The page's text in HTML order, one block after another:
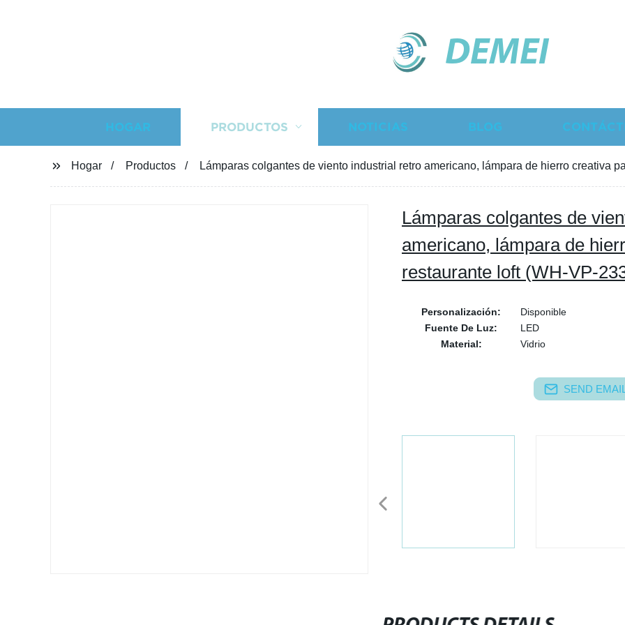
DEMEI
HOGAR PRODUCTOS NOTICIAS BLOG
Hogar Productos Lámparas colgantes de viento industrial retro americano, lámpara de hierro creativa
Lámparas colgantes de
americano, lámpara de
restaurante loft (WH-VP-
Personalización:
Disponible
Fuente De Luz:
LED
Material:
Vidrio
SEND